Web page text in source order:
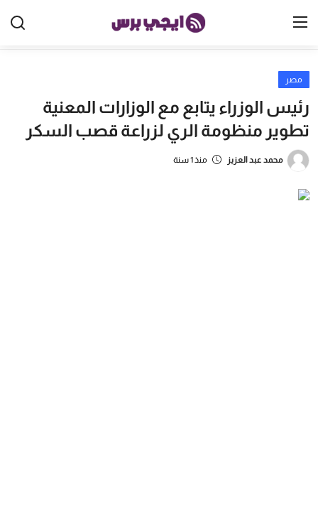
الرئيسية
مصر
الخليج
مصر
رئيس الوزراء يتابع مع الوزارات المعنية
تطوير منظومة الري لزراعة قصب السكر
محمد عبد العزيز منذ 1 سنة